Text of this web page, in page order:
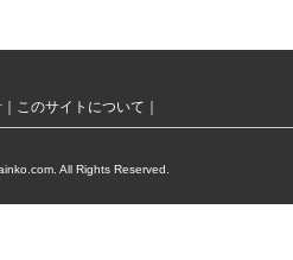
このサイトについて
All Rights Reserved.